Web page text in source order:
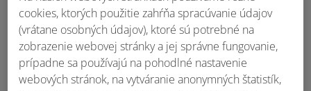
cookies, ktorých použitie zahŕňa spracúvanie údajov
(vrátane osobných údajov), ktoré sú potrebné na
zobrazenie webovej stránky a jej správne fungovanie,
prípadne sa používajú na pohodlné nastavenie
webových stránok, na vytváranie anonymných štatistík,